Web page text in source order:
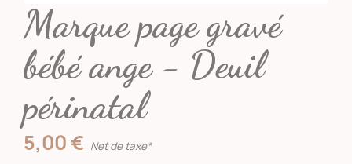
Marque page gravé
bébé ange - Deuil
périnatal
5,00 € Net de taxe*